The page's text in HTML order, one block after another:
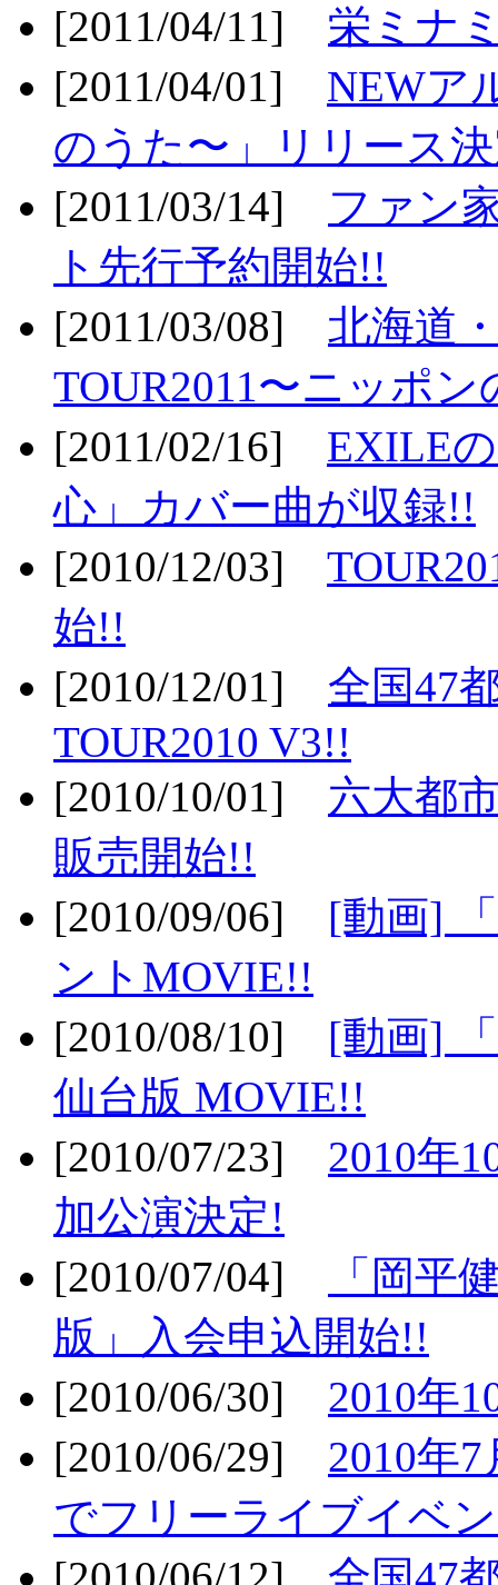
[2011/04/11] 栄ミナ
[2011/04/01] NEWア
のうた〜」リリース
[2011/03/14] ファン
ト先行予約開始!!
[2011/03/08] 北海道
TOUR2011〜ニッポ
[2011/02/16] EXILE
心」カバー曲が収録!!
[2010/12/03]
始!!
[2010/12/01] 全国47
TOUR2010 V3!!
[2010/10/01] 六大都
販売開始!!
[2010/09/06] [動画]
ントMOVIE!!
[2010/08/10] [動画]
仙台版 MOVIE!!
[2010/07/23] 2010年
加公演決定!
[2010/07/04]
「岡平
版」入会申込開始!!
[2010/06/30] 2010年
[2010/06/29] 2010年
でフリーライブイベ